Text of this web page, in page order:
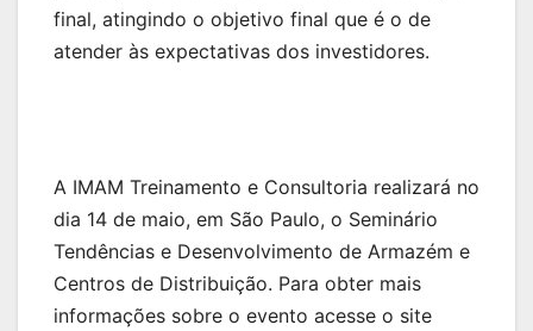
final, atingindo o objetivo final que é o de
atender às expectativas dos investidores.
A IMAM Treinamento e Consultoria realizará no
dia 14 de maio, em São Paulo, o Seminário
Tendências e Desenvolvimento de Armazém e
Centros de Distribuição. Para obter mais
informações sobre o evento acesse o site